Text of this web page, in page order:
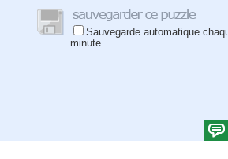
Sauvegarde automatique
minute